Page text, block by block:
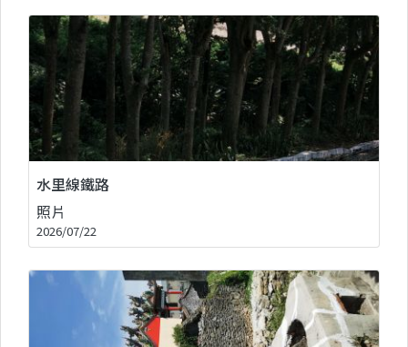
水里線鐵路
照片
2026/07/22